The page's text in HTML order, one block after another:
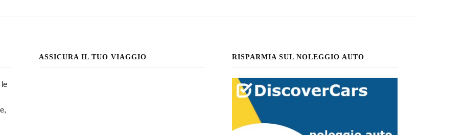
le
ASSICURA IL TUO VIAGGIO RISPARMIA SUL NOLEGGIO AUTO